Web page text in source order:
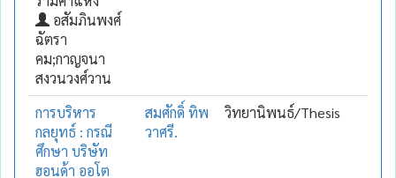
อสัมภินพงศ์
ฉัตรา
คม;กาญจนา
สงวนวงศ์วาน
การบริหาร
กลยุทธ์ : กรณี
ศึกษา บริษัท
ฮอนด้า ออโต
สมศักดิ์ ทิพ
วาศรี.
วิทยานิพนธ์/Thesis